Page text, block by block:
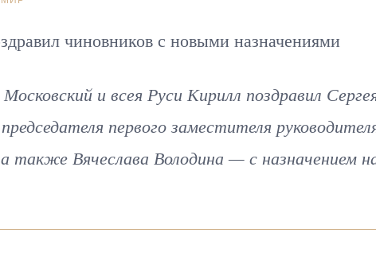
чиновников с новыми назначениями
и всея Руси Кирилл поздравил
первого заместителя
также Вячеслава Володина — с назначением